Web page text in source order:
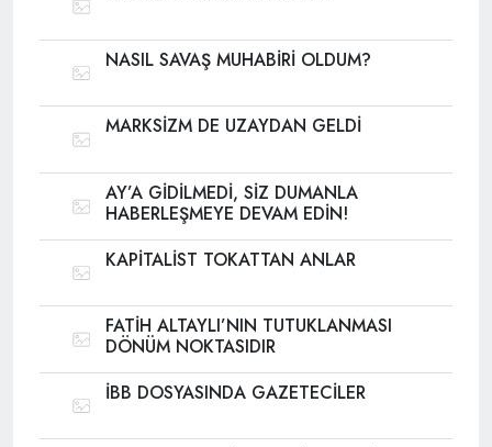
NASIL SAVAŞ MUHABİRİ OLDUM?
MARKSİZM DE UZAYDAN GELDİ
AY’A GİDİLMEDİ, SİZ DUMANLA
HABERLEŞMEYE DEVAM EDİN!
KAPİTALİST TOKATTAN ANLAR
FATİH ALTAYLI’NIN TUTUKLANMASI
DÖNÜM NOKTASIDIR
İBB DOSYASINDA GAZETECİLER